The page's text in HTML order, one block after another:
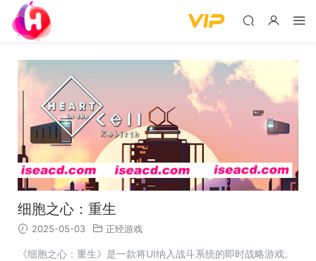
细胞之心：重生
2025-05-03 正经游戏
《细胞之心：重生》是一款将UI纳入战斗系统的即时战略游戏。